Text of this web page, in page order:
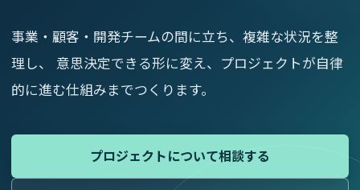
事業・顧客・開発チームの間に立ち、複雑な状況を整
理し、 意思決定できる形に変え、プロジェクトが自律
的に進む仕組みまでつくります。
プロジェクトについて相談する